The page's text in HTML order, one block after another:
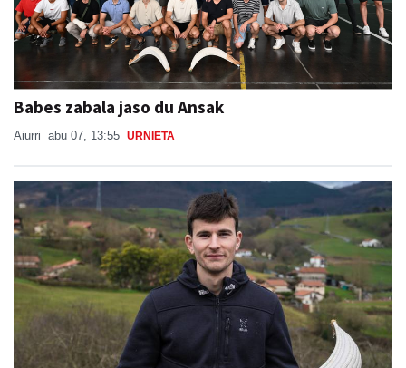
Babes zabala jaso du Ansak
Aiurri abu 07, 13:55 URNIETA